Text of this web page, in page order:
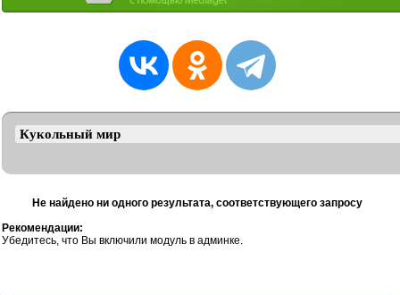
Не найдено ни одного результата, соответствующего запросу
Рекомендации:
Убедитесь, что Вы включили модуль в админке.